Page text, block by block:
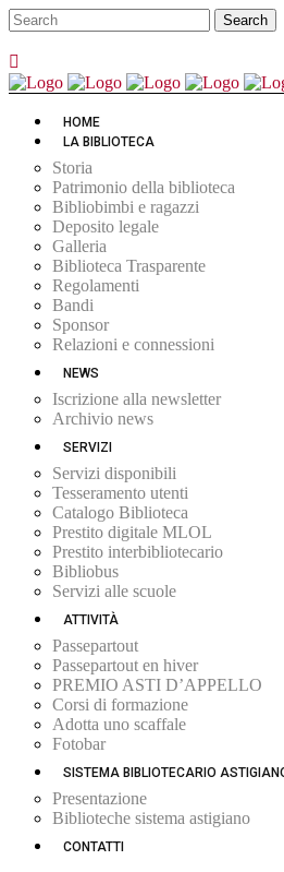
HOME
LA BIBLIOTECA
Storia
Patrimonio della biblioteca
Bibliobimbi e ragazzi
Deposito legale
Galleria
Biblioteca Trasparente
Regolamenti
Bandi
Sponsor
Relazioni e connessioni
NEWS
Iscrizione alla newsletter
Archivio news
SERVIZI
Servizi disponibili
Tesseramento utenti
Catalogo Biblioteca
Prestito digitale MLOL
Prestito interbibliotecario
Bibliobus
Servizi alle scuole
ATTIVITÀ
Passepartout
Passepartout en hiver
PREMIO ASTI D’APPELLO
Corsi di formazione
Adotta uno scaffale
Fotobar
SISTEMA BIBLIOTECARIO
Presentazione
Biblioteche sistema astigiano
CONTATTI